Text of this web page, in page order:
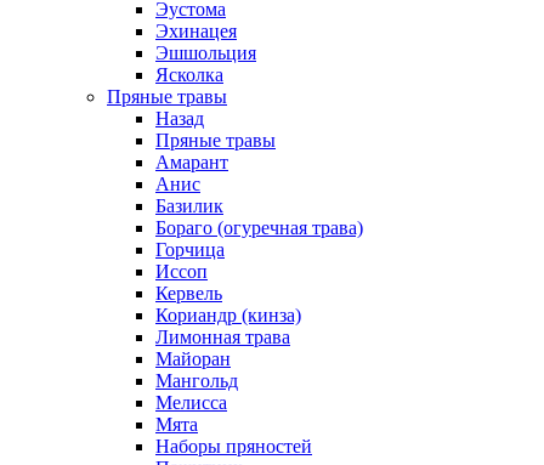
Эустома
Эхинацея
Эшшольция
Ясколка
Пряные травы
Назад
Пряные травы
Амарант
Анис
Базилик
Бораго (огуречная трава)
Горчица
Иссоп
Кервель
Кориандр (кинза)
Лимонная трава
Майоран
Мангольд
Мелисса
Мята
Наборы пряностей